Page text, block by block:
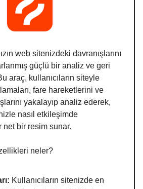
web sitenizdeki davranışlarını
güçlü bir analiz ve geri
araç, kullanıcıların siteyle
fare hareketlerini ve
yakalayıp analiz ederek,
nasıl etkileşimde
net bir resim sunar.
neler?
Kullanıcıların sitenizde en